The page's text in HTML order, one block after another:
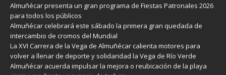
Almuñécar presenta un gran programa de Fiestas Patronales 2026
para todos los públicos
Almuñécar celebrará este sábado la primera gran quedada de
intercambio de cromos del Mundial
La XVI Carrera de la Vega de Almuñécar calienta motores para
volver a llenar de deporte y solidaridad la Vega de Río Verde
Almuñécar acuerda impulsar la mejora o reubicación de la playa